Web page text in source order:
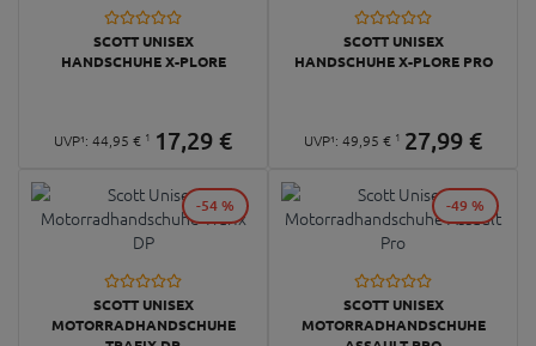
SCOTT UNISEX
HANDSCHUHE X-PLORE
UVP¹: 44, 95 € 1 17,29€
SCOTT UNISEX
HANDSCHUHE X-PLORE PRO
UVP¹: 49, 95 € 1 27,99€
SCOTT UNISEX
MOTORRADHANDSCHUHE
-54 %
SCOTT UNISEX
MOTORRADHANDSCHUHE
-49 %